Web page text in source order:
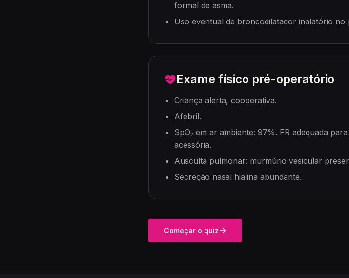
formal de asma.
Uso eventual de broncodilatador inalatório no
Exame físico pré-operatório
Criança alerta, cooperativa.
Afebril.
SpO₂ em ar ambiente: 97%. FR adequada
acessória.
Ausculta pulmonar: murmúrio vesicular
Secreção nasal hialina abundante.
Começar o quiz